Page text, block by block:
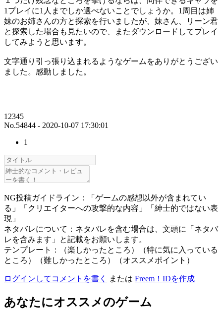
1プレイに1人までしか選べないことでしょうか。1周目は姉
妹のお姉さんの方と探索を行いましたが、妹さん、リーン君
と探索した場合も見たいので、またダウンロードしてプレイ
してみようと思います。
文字通り引っ張り込まれるようなゲームをありがとうござい
ました。感動しました。
12345
No.54844 - 2020-10-07 17:30:01
1
NG投稿ガイドライン：「ゲームの感想以外が含まれてい
る」「クリエイターへの攻撃的な内容」「紳士的ではない表
現」
ネタバレについて：ネタバレを含む場合は、文頭に「ネタバ
レを含みます」と記載をお願いします。
テンプレート：（楽しかったところ）（特に気に入っている
ところ）（難しかったところ）（オススメポイント）
ログインしてコメントを書く または Freem！IDを作成
あなたにオススメのゲーム